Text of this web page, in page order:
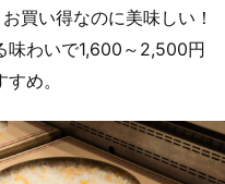
買い得なのに美味しい！
味わいで1,600～2,500円
め。